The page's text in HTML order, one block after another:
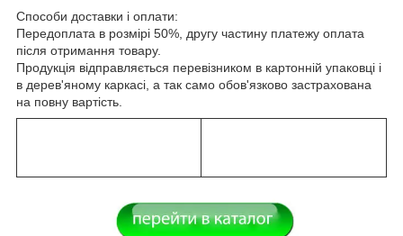
Способи доставки і оплати:
Передоплата в розмірі 50%, другу частину платежу оплата
після отримання товару.
Продукція відправляється перевізником в картонній упаковці і
в дерев'яному каркасі, а так само обов'язково застрахована
на повну вартість.